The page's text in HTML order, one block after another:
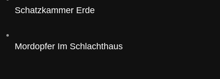
Schatzkammer Erde
Mordopfer Im Schlachthaus